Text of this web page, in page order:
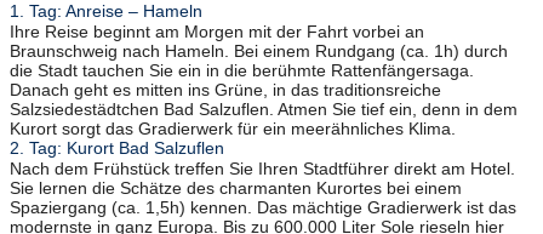
1. Tag: Anreise – Hameln
Ihre Reise beginnt am Morgen mit der Fahrt vorbei an
Braunschweig nach Hameln. Bei einem Rundgang (ca. 1h) durch
die Stadt tauchen Sie ein in die berühmte Rattenfängersaga.
Danach geht es mitten ins Grüne, in das traditionsreiche
Salzsiedestädtchen Bad Salzuflen. Atmen Sie tief ein, denn in dem
Kurort sorgt das Gradierwerk für ein meerähnliches Klima.
2. Tag: Kurort Bad Salzuflen
Nach dem Frühstück treffen Sie Ihren Stadtführer direkt am Hotel.
Sie lernen die Schätze des charmanten Kurortes bei einem
Spaziergang (ca. 1,5h) kennen. Das mächtige Gradierwerk ist das
modernste in ganz Europa. Bis zu 600.000 Liter Sole rieseln hier